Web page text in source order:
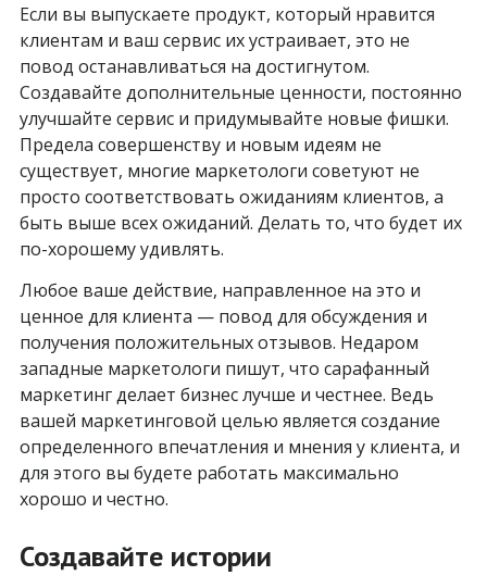
Если вы выпускаете продукт, который нравится
клиентам и ваш сервис их устраивает, это не
повод останавливаться на достигнутом.
Создавайте дополнительные ценности, постоянно
улучшайте сервис и придумывайте новые фишки.
Предела совершенству и новым идеям не
существует, многие маркетологи советуют не
просто соответствовать ожиданиям клиентов, а
быть выше всех ожиданий. Делать то, что будет их
по-хорошему удивлять.
Любое ваше действие, направленное на это и
ценное для клиента — повод для обсуждения и
получения положительных отзывов. Недаром
западные маркетологи пишут, что сарафанный
маркетинг делает бизнес лучше и честнее. Ведь
вашей маркетинговой целью является создание
определенного впечатления и мнения у клиента, и
для этого вы будете работать максимально
хорошо и честно.
Создавайте истории